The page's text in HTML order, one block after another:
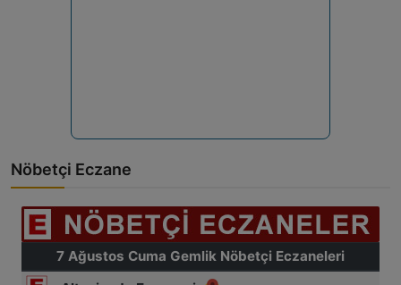
Nöbetçi Eczane